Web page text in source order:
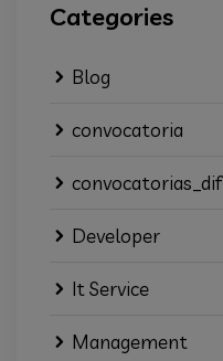
Categories
Blog
convocatoria
convocatorias_dif
Developer
It Service
Management